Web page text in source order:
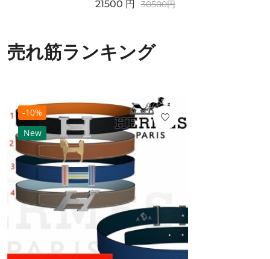
21500 円 30500円
売れ筋ランキング
-10%
New